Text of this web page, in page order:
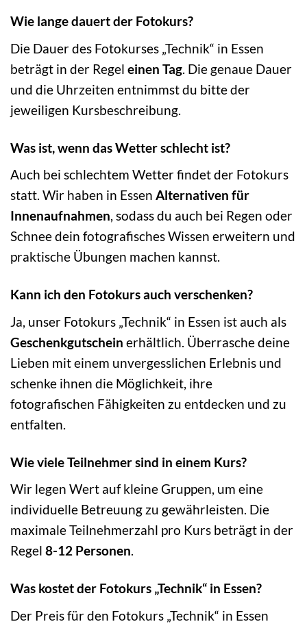
Wie lange dauert der Fotokurs?
Die Dauer des Fotokurses „Technik“ in Essen
beträgt in der Regel einen Tag. Die genaue Dauer
und die Uhrzeiten entnimmst du bitte der
jeweiligen Kursbeschreibung.
Was ist, wenn das Wetter schlecht ist?
Auch bei schlechtem Wetter findet der Fotokurs
statt. Wir haben in Essen Alternativen für
Innenaufnahmen, sodass du auch bei Regen oder
Schnee dein fotografisches Wissen erweitern und
praktische Übungen machen kannst.
Kann ich den Fotokurs auch verschenken?
Ja, unser Fotokurs „Technik“ in Essen ist auch als
Geschenkgutschein erhältlich. Überrasche deine
Lieben mit einem unvergesslichen Erlebnis und
schenke ihnen die Möglichkeit, ihre
fotografischen Fähigkeiten zu entdecken und zu
entfalten.
Wie viele Teilnehmer sind in einem Kurs?
Wir legen Wert auf kleine Gruppen, um eine
individuelle Betreuung zu gewährleisten. Die
maximale Teilnehmerzahl pro Kurs beträgt in der
Regel 8-12 Personen.
Was kostet der Fotokurs „Technik“ in Essen?
Der Preis für den Fotokurs „Technik“ in Essen